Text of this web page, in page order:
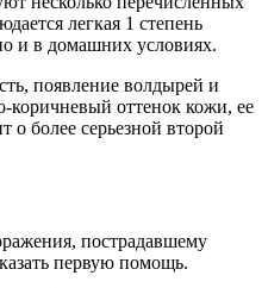
легкая 1 степень
и в домашних условиях.
появление волдырей и
коричневый оттенок кожи, ее
о более серьезной второй
пострадавшему
первую помощь.